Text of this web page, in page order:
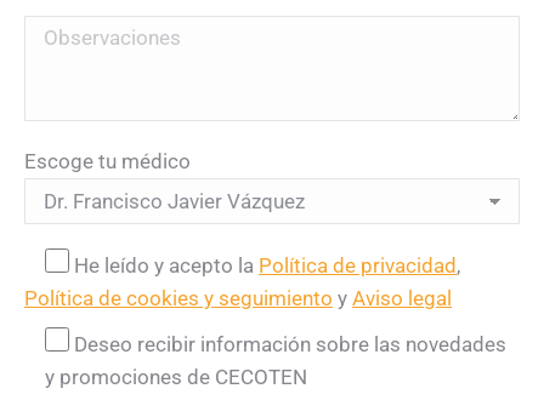
Escoge tu médico
He leído y acepto la Política de privacidad ,
Política de cookies y seguimiento y Aviso legal
Deseo recibir información sobre las novedades
y promociones de CECOTEN